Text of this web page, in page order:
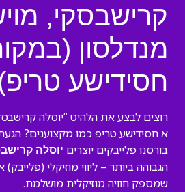
קרישבסקי,
מנדלסון
חסידישע
רוצים לבצע את הלהיט “יוסלה
א חסידישע טריפ כמו מקצוענים?
בורסנו פלייבקים יוצרים יוסלה
הגבוהה ביותר – ליווי מוזיקלי
שמספק חוויה מוזיקלית מושלמת.